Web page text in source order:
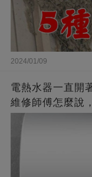
2024/01/09
電熱水器一直開
維修師傅怎麼說